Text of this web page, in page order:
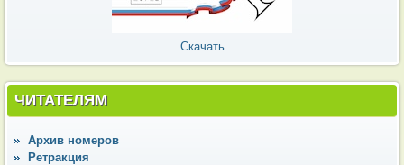
Скачать
ЧИТАТЕЛЯМ
Архив номеров
Ретракция